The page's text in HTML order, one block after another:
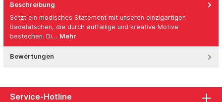
Beschreibung
Setzt ein modisches Statement mit unseren einzigartigen
Badelatschen, die durch auffällige und kreative Motive
bestechen. Di… Mehr
Bewertungen
Service-Hotline